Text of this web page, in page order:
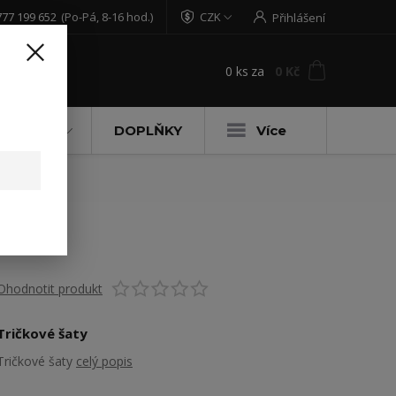
CZK Přihlášení
199 652 (Po-Pá, 8-16 hod.)
0 ks za 0 Kč
DOPLŇKY Více
produkt
šaty
šaty celý popis